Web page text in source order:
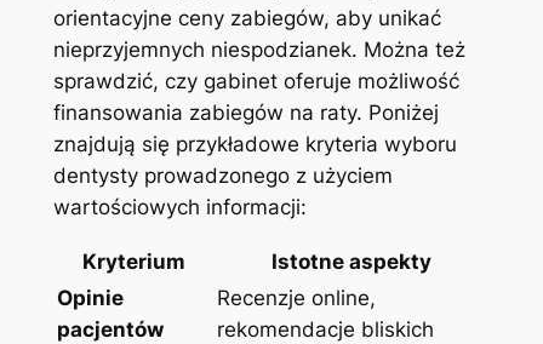
orientacyjne ‌ceny zabiegów, aby⁣ unikać
nieprzyjemnych niespodzianek. Można też
sprawdzić, czy gabinet oferuje ‍możliwość⁢
finansowania zabiegów na ⁤raty. Poniżej
znajdują się przykładowe kryteria wyboru
dentysty prowadzonego z użyciem‍
wartościowych ⁣informacji:
Kryterium
Istotne aspekty
Opinie
pacjentów
Recenzje online,⁤
rekomendacje bliskich